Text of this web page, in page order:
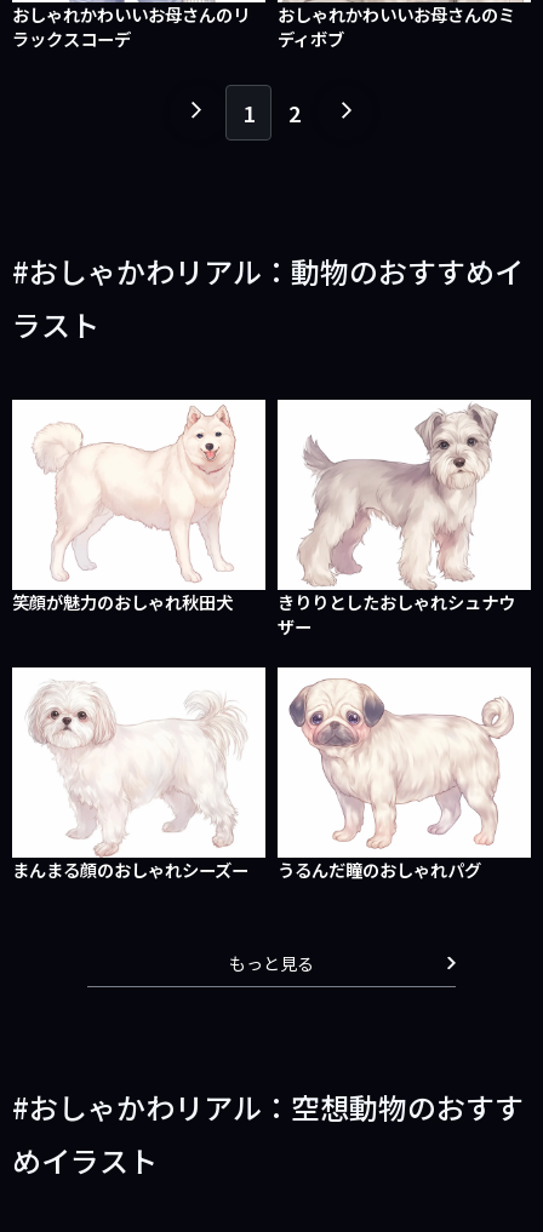
おしゃれかわいいお母さんのリ
ラックスコーデ
おしゃれかわいいお母さんのミ
ディボブ
る
1 2
む
おしゃかわリアル：動物のおすすめイ
ラスト
笑顔が魅力のおしゃれ秋田犬
きりりとしたおしゃれシュナウ
ザー
まんまる顔のおしゃれシーズー うるんだ瞳のおしゃれパグ
もっと見る
おしゃかわリアル：空想動物のおすす
めイラスト